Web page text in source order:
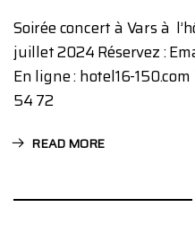
Soirée concert à Vars à
juillet 2024 Réservez :
En ligne : hotel16-
54 72
READ MORE